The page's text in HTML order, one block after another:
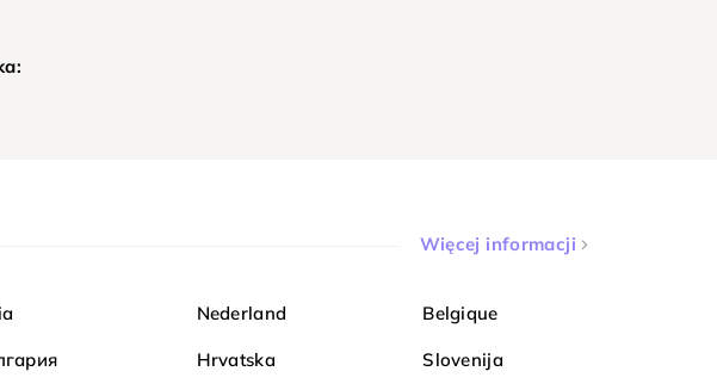
Więcej informacji
Nederland Belgique
Hrvatska Slovenija